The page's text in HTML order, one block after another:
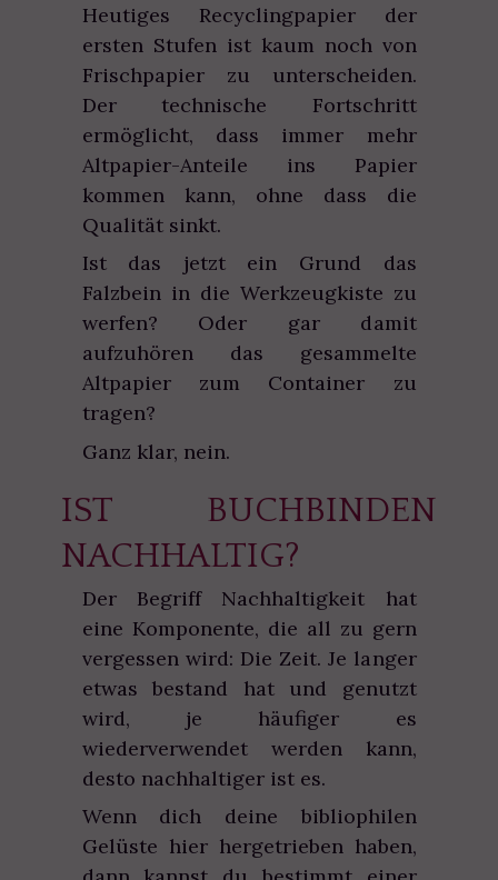
Heutiges Recyclingpapier der
ersten Stufen ist kaum noch von
Frischpapier zu unterscheiden.
Der technische Fortschritt
ermöglicht, dass immer mehr
Altpapier-Anteile ins Papier
kommen kann, ohne dass die
Qualität sinkt.
Ist das jetzt ein Grund das
Falzbein in die Werkzeugkiste zu
werfen? Oder gar damit
aufzuhören das gesammelte
Altpapier zum Container zu
tragen?
Ganz klar, nein.
IST BUCHBINDEN
NACHHALTIG?
Der Begriff Nachhaltigkeit hat
eine Komponente, die all zu gern
vergessen wird: Die Zeit. Je langer
etwas bestand hat und genutzt
wird, je häufiger es
wiederverwendet werden kann,
desto nachhaltiger ist es.
Wenn dich deine bibliophilen
Gelüste hier hergetrieben haben,